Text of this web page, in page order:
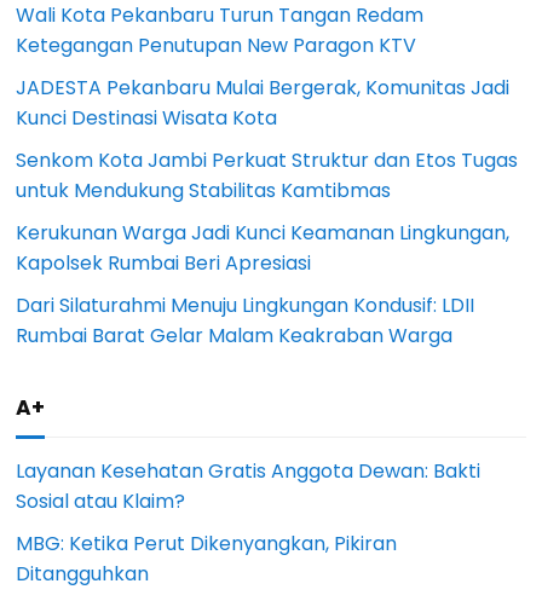
Wali Kota Pekanbaru Turun Tangan Redam
Ketegangan Penutupan New Paragon KTV
JADESTA Pekanbaru Mulai Bergerak, Komunitas Jadi
Kunci Destinasi Wisata Kota
Senkom Kota Jambi Perkuat Struktur dan Etos Tugas
untuk Mendukung Stabilitas Kamtibmas
Kerukunan Warga Jadi Kunci Keamanan Lingkungan,
Kapolsek Rumbai Beri Apresiasi
Dari Silaturahmi Menuju Lingkungan Kondusif: LDII
Rumbai Barat Gelar Malam Keakraban Warga
A+
Layanan Kesehatan Gratis Anggota Dewan: Bakti
Sosial atau Klaim?
MBG: Ketika Perut Dikenyangkan, Pikiran
Ditangguhkan